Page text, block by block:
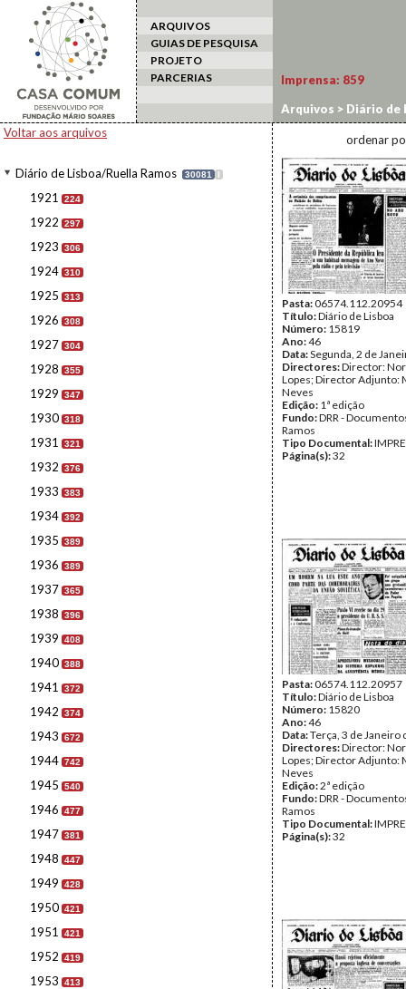
ARQUIVOS
GUIAS DE PESQUISA
PROJETO
PARCERIAS
Voltar aos arquivos
Diário de Lisboa/Ruella Ramos 30081 I
1921 224
1922 297
1923 306
1924 310
1925 313
1926 308
1927 304
1928 355
1929 347
1930 318
1931 321
1932 376
1933 383
1934 392
1935 389
1936 389
1937 365
1938 396
1939 408
1940 388
1941 372
1942 374
1943 672
1944 742
1945 540
1946 477
1947 381
1948 447
1949 428
1950 421
1951 421
1952 419
1953 413
Imprensa: 859
Arquivos > Diário de
ordenar
Pasta:06574.112.20954
Título:Diário de Lisboa
Número: 15819
Ano:46
Data:Segunda, 2 de
Directores:Director:
Lopes; Director Adjunto:
Neves
Edição: 1ª edição
Fundo:DRR -
Ramos
Tipo Documental:
Página(s):32
Pasta:06574.112.20957
Título:Diário de Lisboa
Número: 15820
Ano:46
Data:Terça, 3 de Janeiro
Directores:Director:
Lopes; Director Adjunto:
Neves
Edição:2ª edição
Fundo:DRR -
Ramos
Tipo Documental:
Página(s):32